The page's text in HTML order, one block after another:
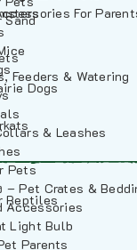
Sand
Feeders & Watering
& Leashes
Pets
Pet Crates &
Accessories
Light Bulb
Parents
For
Dogs
Reptiles